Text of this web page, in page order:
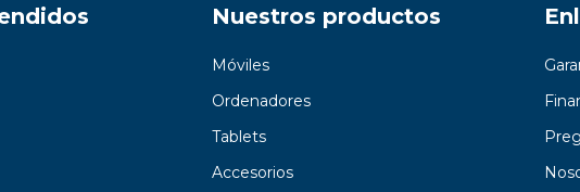
Nuestros productos
Móviles
Ordenadores
Tablets
Accesorios